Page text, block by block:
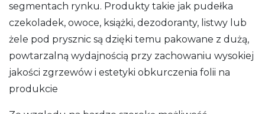
segmentach rynku. Produkty takie jak pudełka
czekoladek, owoce, książki, dezodoranty, listwy lub
żele pod prysznic są dzięki temu pakowane z dużą,
powtarzalną wydajnością przy zachowaniu wysokiej
jakości zgrzewów i estetyki obkurczenia folii na
produkcie